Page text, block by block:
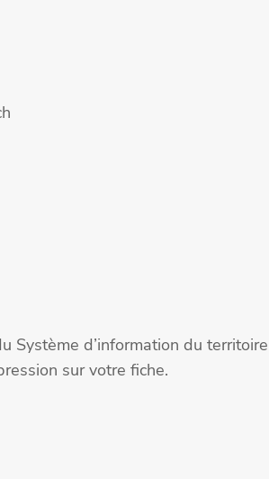
Système d’information du
sur votre fiche.